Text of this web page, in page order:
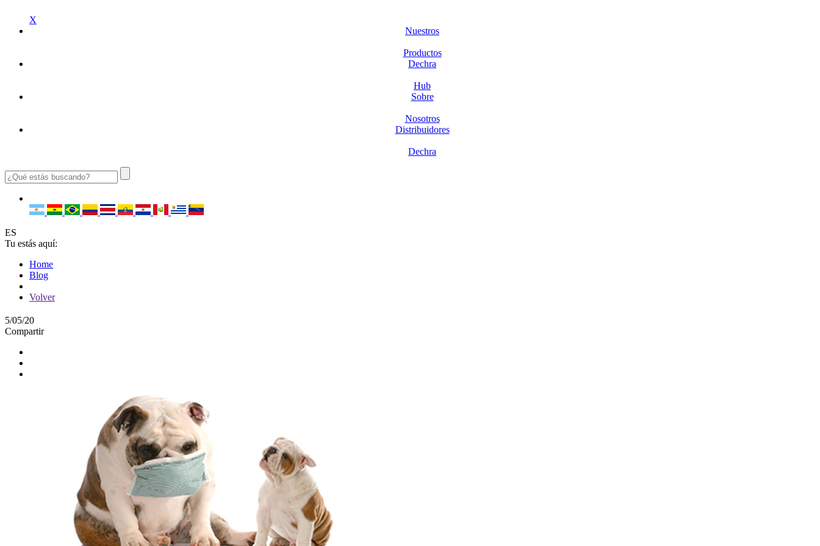
X
Nuestros
Productos
Dechra
Hub
Sobre
Nosotros
Distribuidores
Dechra
ES
Tu estás aquí:
Home
Blog
Volver
5/05/20
Compartir